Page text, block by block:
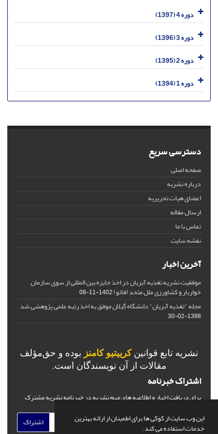
این وب سایت از کوکی ها برای اطمینان از ارائه بهترین
خدمات استفاده می کند.
دوره 4 (1397)
دوره 3 (1396)
دوره 2 (1395)
دوره 1 (1394)
دسترسی سریع
صفحه اصلی
درباره نشریه
اعضای هیات تحریریه
ارسال مقاله
تماس با ما
نقشه سایت
آخرین اخبار
موفقیت نشریه تغذیه آبزیان در اخذ جایزه بین المللی از سوی سازمان
خواربار و کشاورزی ملل متحد (فائو)1402-11-08
مجله "تغذیه آبزیان" دانشگاه گیلان موفق به اخذ رتبه علمی پژوهشی شد
1398-02-30
نشریه تابع قوانینکرییتیو کامنز بوده و حق‌مؤلف
مقالات از آن نویسندگان است.
اشتراک خبرنامه
برای دریافت اخبار و اطلاعیه های مهم نشریه در خبرنامه نشریه مشترک
اشتراک